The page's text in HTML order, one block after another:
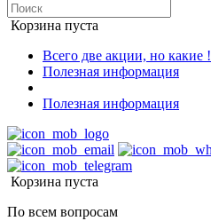
Корзина пуста
Всего две акции, но какие !
Полезная информация
Полезная информация
Корзина пуста
По всем вопросам